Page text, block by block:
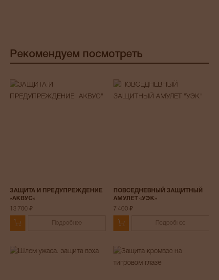
Рекомендуем посмотреть
ЗАЩИТА И ПРЕДУПРЕЖДЕНИЕ
«АКВУС»
13 700 ₽
Подробнее
ПОВСЕДНЕВНЫЙ ЗАЩИТНЫЙ
АМУЛЕТ «УЭК»
7 400 ₽
Подробнее